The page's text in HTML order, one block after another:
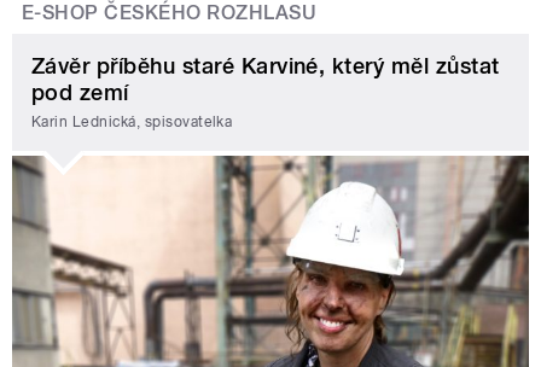
E-SHOP ČESKÉHO ROZHLASU
Závěr příběhu staré Karviné, který měl zůstat
pod zemí
Karin Lednická, spisovatelka